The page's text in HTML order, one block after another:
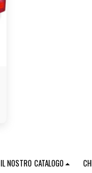
IL NOSTRO CATALOGO